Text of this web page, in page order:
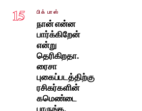
15 பிக் பாஸ்
நான் என்ன
பார்க்கிறேன்
என்று
தெரிகிறதா.
ரைசா
புகைப்படத்திற்கு
ரசிகர்களின்
கமெண்டை